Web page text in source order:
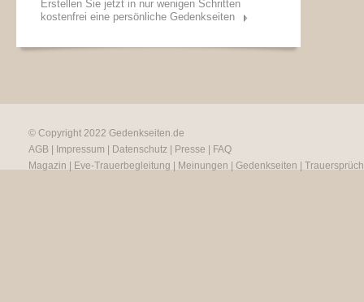
Erstellen Sie jetzt in nur wenigen Schritten
kostenfrei eine persönliche Gedenkseiten
© Copyright 2022 Gedenkseiten.de
AGB
Impressum Datenschutz Presse
FAQ
Magazin
Eve-Trauerbegleitung Meinungen Gedenkseiten